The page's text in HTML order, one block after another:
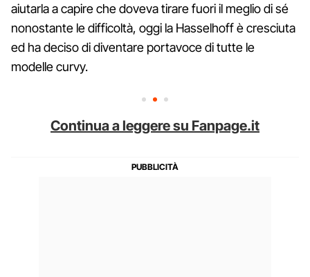
aiutarla a capire che doveva tirare fuori il meglio di sé
nonostante le difficoltà, oggi la Hasselhoff è cresciuta
ed ha deciso di diventare portavoce di tutte le
modelle curvy.
Continua a leggere su Fanpage.it